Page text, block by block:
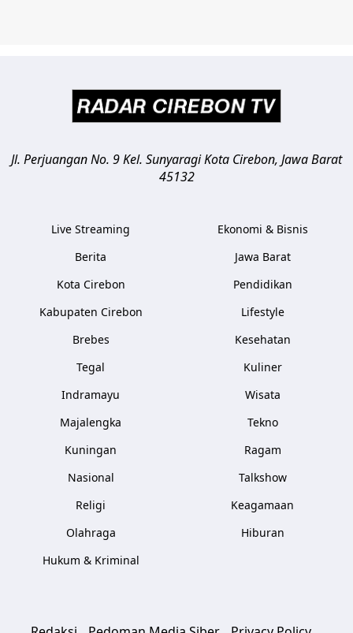
Jl. Perjuangan No. 9 Kel. SunyaragiKota Cirebon, Jawa Barat
45132
Live Streaming
Berita
Kota Cirebon
Kabupaten Cirebon
Brebes
Tegal
Indramayu
Majalengka
Kuningan
Nasional
Religi
Olahraga
Hukum & Kriminal
Ekonomi & Bisnis
Jawa Barat
Pendidikan
Lifestyle
Kesehatan
Kuliner
Wisata
Tekno
Ragam
Talkshow
Keagamaan
Hiburan